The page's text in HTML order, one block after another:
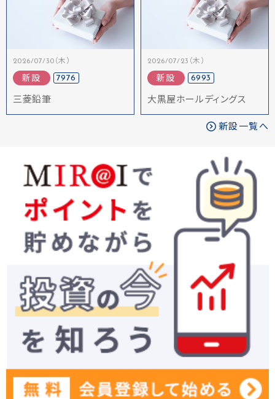
2026/07/30（木）
新設 7976
三菱鉛筆
2026/07/23（木）
新設 6993
大黒屋ホールディングス
新設一覧へ